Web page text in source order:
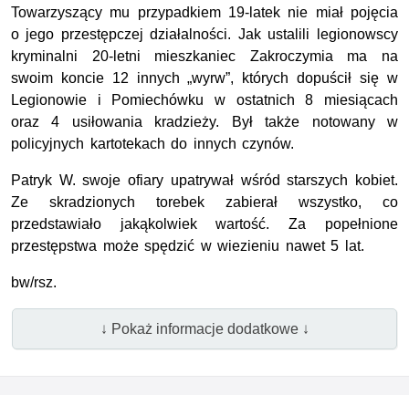
Towarzyszący mu przypadkiem 19-latek nie miał pojęcia
o jego przestępczej działalności. Jak ustalili legionowscy
kryminalni 20-letni mieszkaniec Zakroczymia ma na
swoim koncie 12 innych „wyrw”, których dopuścił się w
Legionowie i Pomiechówku w ostatnich 8 miesiącach
oraz 4 usiłowania kradzieży. Był także notowany w
policyjnych kartotekach do innych czynów.
Patryk W. swoje ofiary upatrywał wśród starszych kobiet.
Ze skradzionych torebek zabierał wszystko, co
przedstawiało jakąkolwiek wartość. Za popełnione
przestępstwa może spędzić w wiezieniu nawet 5 lat.
bw/rsz.
↓ Pokaż informacje dodatkowe ↓